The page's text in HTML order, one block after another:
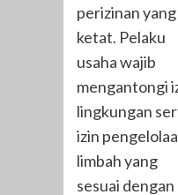
perizinan yang
ketat. Pelaku
usaha wajib
mengantongi
lingkungan
izin
limbah yang
sesuai dengan